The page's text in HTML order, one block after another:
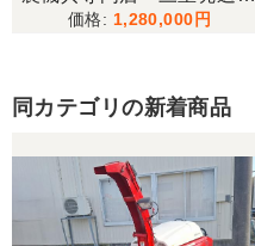
備済み
1,280,000
同カテゴリの新着商品